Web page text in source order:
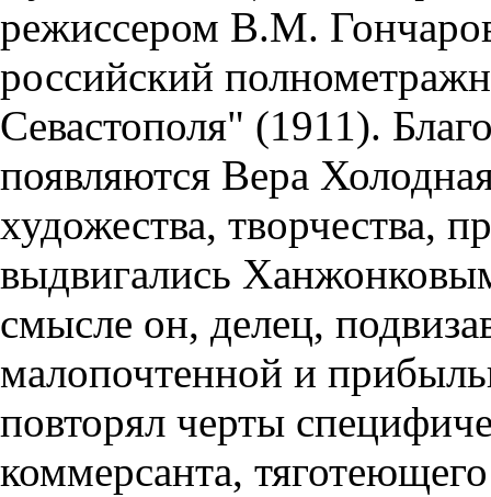
режиссером В.М.
российский
Севастополя" (1911).
появляются Вера
художества, творчества,
выдвигались
смысле он, делец,
малопочтенной и
повторял черты
коммерсанта,